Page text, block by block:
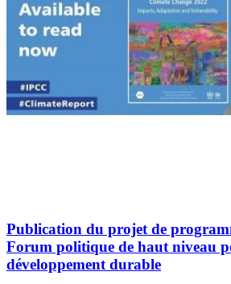
Publication du projet de
Forum politique de haut niveau
développement durable